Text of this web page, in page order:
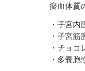
瘀血体質
・子宮内
・子宮筋
・チョコ
・多嚢胞